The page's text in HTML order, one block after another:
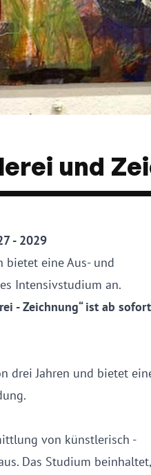
und
- 2029
bietet eine Aus- und
Intensivstudium an.
- Zeichnung“ ist ab sofort
drei Jahren und bietet
von künstlerisch -
Das Studium beinhaltet,